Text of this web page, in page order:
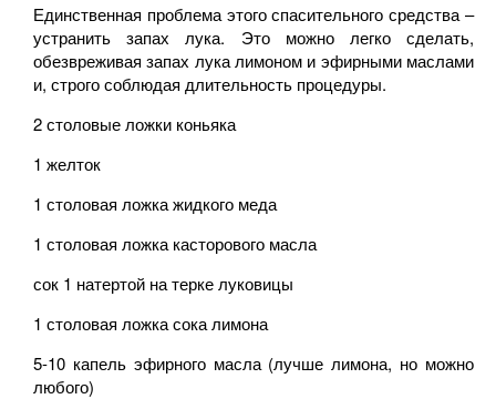
Единственная проблема этого спасительного средства –
устранить запах лука. Это можно легко сделать,
обезвреживая запах лука лимоном и эфирными маслами
и, строго соблюдая длительность процедуры.
2 столовые ложки коньяка
1 желток
1 столовая ложка жидкого меда
1 столовая ложка касторового масла
сок 1 натертой на терке луковицы
1 столовая ложка сока лимона
5-10 капель эфирного масла (лучше лимона, но можно
любого)